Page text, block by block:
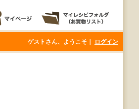
ゲストさん、ようこそ｜ ログイン